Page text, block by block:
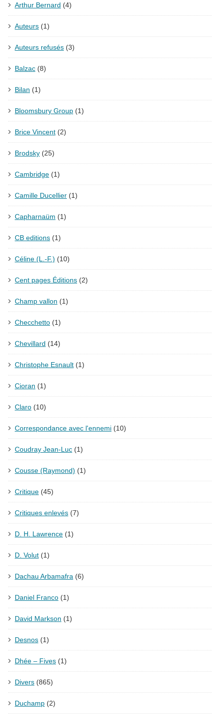
Arthur Bernard (4)
Auteurs (1)
Auteurs refusés (3)
Balzac (8)
Bilan (1)
Bloomsbury Group (1)
Brice Vincent (2)
Brodsky (25)
Cambridge (1)
Camille Ducellier (1)
Capharnaüm (1)
CB editions (1)
Céline (L.-F.) (10)
Cent pages Éditions (2)
Champ vallon (1)
Checchetto (1)
Chevillard (14)
Christophe Esnault (1)
Cioran (1)
Claro (10)
Correspondance avec l'ennemi (10)
Coudray Jean-Luc (1)
Cousse (Raymond) (1)
Critique (45)
Critiques enlevés (7)
D. H. Lawrence (1)
D. Volut (1)
Dachau Arbamafra (6)
Daniel Franco (1)
David Markson (1)
Desnos (1)
Dhée – Fives (1)
Divers (865)
Duchamp (2)